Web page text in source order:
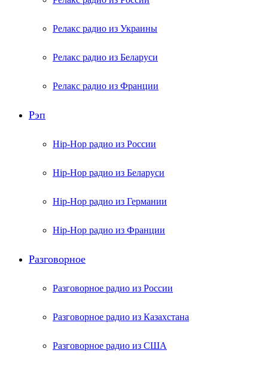
Релакс радио из Украины
Релакс радио из Беларуси
Релакс радио из Франции
Рэп
Hip-Hop радио из России
Hip-Hop радио из Беларуси
Hip-Hop радио из Германии
Hip-Hop радио из Франции
Разговорное
Разговорное радио из России
Разговорное радио из Казахстана
Разговорное радио из США